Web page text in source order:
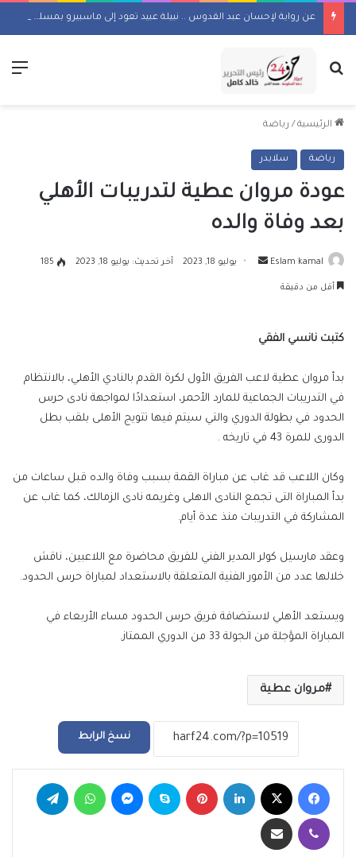
عن رواية لإحسان عبد القدوس .. نبيلة عبيد تعود إلى ماسبيرو بمسلسل إذاعي
بحث عن
الرئيسية / رياضة
رياضة سلايدر
عودة مروان عطية لتدريبات الأهلي
بعد وفاة والده
Eslam kamal
أرسل يوليو 18, 2023 آخر تحديث: يوليو 18, 2023 185
أقل من دقيقة
كتبت نانسي الفقي
بدأ مروان عطية لاعب الفريق الأول لكرة القدم بالنادي الأهلي، بالانتظام
في التدريبات الجماعية للمارد الأحمر، استعدادًا لمواجهة نادى حرس
الحدود في بطولة الدوري والتي سيتم فيها تتويج الأهلى بلقب بطل
الدورى للمرة 43 في تاريخه .
وكان اللاعب قد غاب عن مباراة القمة بسبب وفاة والده قبل ساعات من
بدأ المباراة التى تجمع النادى الاهلى وغريمه نادى الزمالك، كما غاب عن
المشاركة في التدريبات منذ عدة أيام.
وعقد مارسيل كولر المدير الفني للفريق محاضرة مع اللاعبين، ناقش
خلالها عدد من الأمور الفنية المتعلقة بالاستعداد لمباراة حرس الحدود.
ويستعد الأهلي لاستضافة فريق حرس الحدود مساء الأربعاء في
المباراة المؤجلة من الجولة 33 من الدوري الممتاز.
مروان عطية
نسخ الرابط
فيسبوك لينكدإن بينتيريست سكايب ماسنجر واتساب
ڤايبر مشاركة عبر البريد